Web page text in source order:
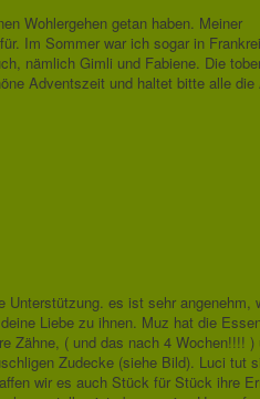
Wohlergehen getan haben. Meiner
Im Sommer war ich sogar in
nämlich Gimli und Fabiene. Die
Adventszeit und haltet bitte alle
Unterstützung. es ist sehr
Liebe zu ihnen. Muz hat die
Zähne, ( und das nach 4 Wochen!!!!
Zudecke (siehe Bild). Luci tut
wir es auch Stück für Stück ihre